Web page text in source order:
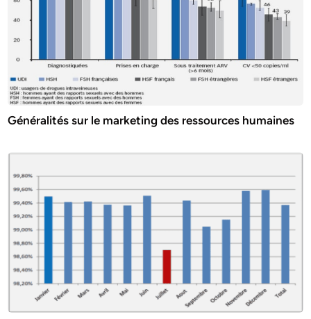
Généralités sur le marketing des ressources humaines